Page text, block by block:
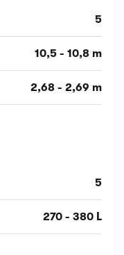
5
10,5 - 10,8 m
2,68 - 2,69 m
5
270 - 380 L